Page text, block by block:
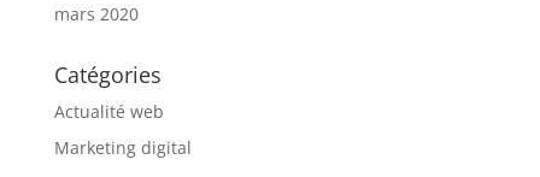
mars 2020
Catégories
Actualité web
Marketing digital